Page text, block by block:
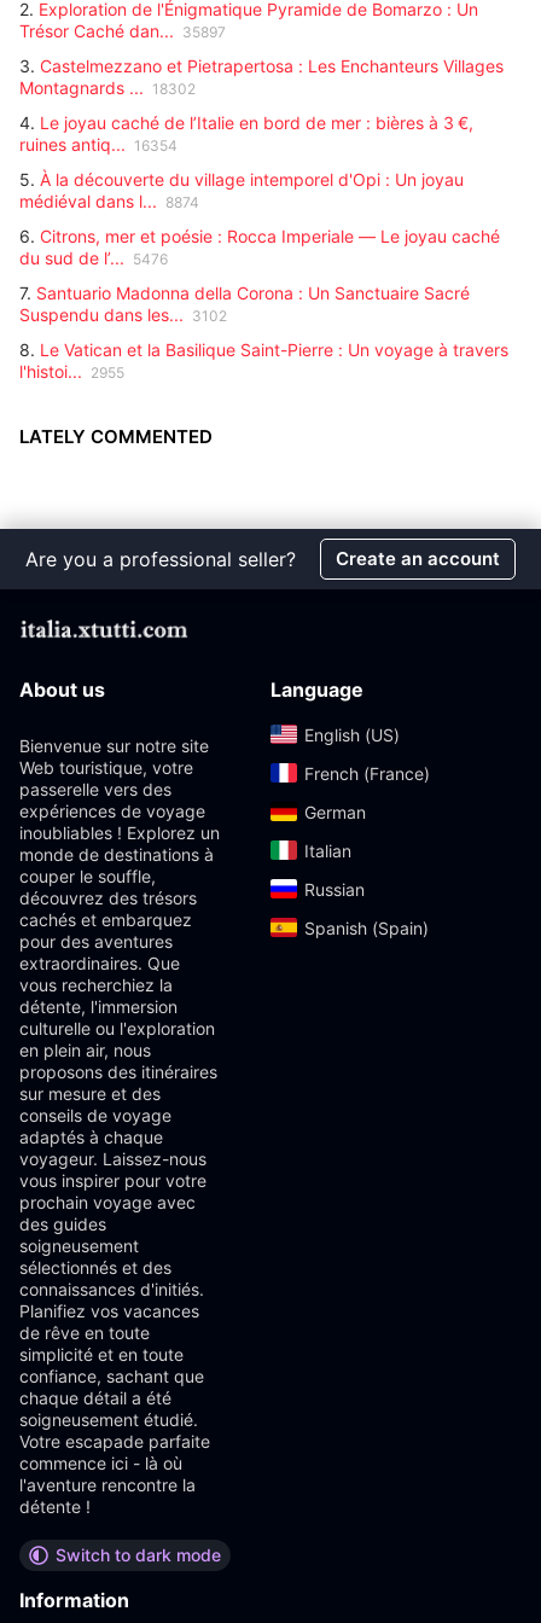
2. Exploration de l'Énigmatique Pyramide de Bomarzo : Un
Trésor Caché dan... 35897
3. Castelmezzano et Pietrapertosa : Les Enchanteurs Villages
Montagnards ... 18302
4. Le joyau caché de l’Italie en bord de mer : bières à 3 €,
ruines antiq... 16354
5. À la découverte du village intemporel d'Opi : Un joyau
médiéval dans l... 8874
6. Citrons, mer et poésie : Rocca Imperiale — Le joyau caché
du sud de l’... 5476
7. Santuario Madonna della Corona : Un Sanctuaire Sacré
Suspendu dans les... 3102
8. Le Vatican et la Basilique Saint-Pierre : Un voyage à travers
l'histoi... 2955
LATELY COMMENTED
Are you a professional seller? Create an account
About us
Bienvenue sur notre site
Web touristique, votre
passerelle vers des
expériences de voyage
inoubliables ! Explorez un
monde de destinations à
couper le souffle,
découvrez des trésors
cachés et embarquez
pour des aventures
extraordinaires. Que
vous recherchiez la
détente, l'immersion
culturelle ou l'exploration
en plein air, nous
proposons des itinéraires
sur mesure et des
conseils de voyage
adaptés à chaque
voyageur. Laissez-nous
vous inspirer pour votre
prochain voyage avec
des guides
soigneusement
sélectionnés et des
connaissances d'initiés.
Planifiez vos vacances
de rêve en toute
simplicité et en toute
confiance, sachant que
chaque détail a été
soigneusement étudié.
Votre escapade parfaite
commence ici - là où
l'aventure rencontre la
détente !
Switch to dark mode
Language
English (US)‎
French (France)‎
German‎
Italian‎
Russian‎
Spanish (Spain)‎
Information